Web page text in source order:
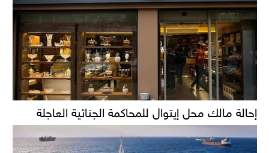
إحالة مالك محل إيتوال للمحاكمة الجنائية العاجلة